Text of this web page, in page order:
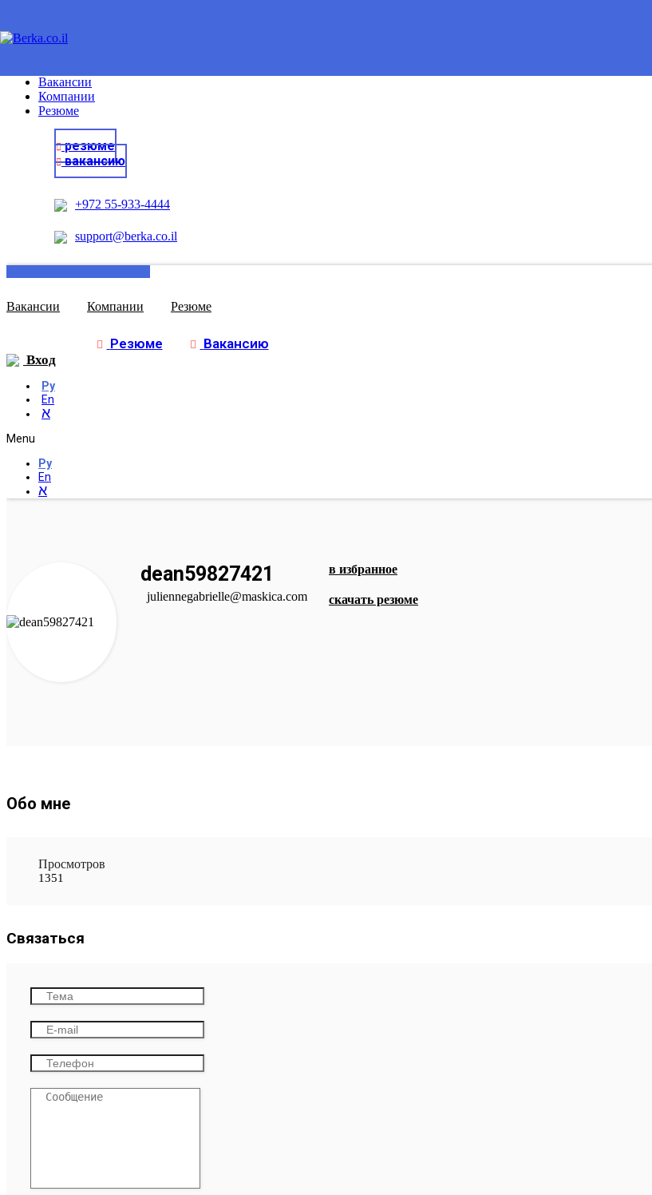
вход
Вакансии
Компании
Резюме
резюме
вакансию
+972 55-933-4444
support@berka.co.il
Вакансии Компании Резюме
Резюме Вакансию
Вход
Ру
En
א
Menu
Ру
En
א
dean59827421
juliennegabrielle@maskica.com
в избранное
скачать резюме
Обо мне
Просмотров
1351
Связаться